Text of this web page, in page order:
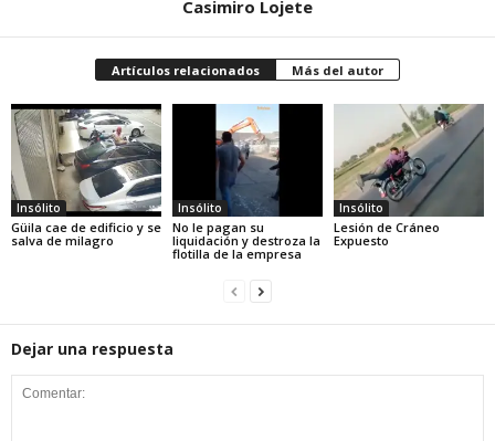
Casimiro Lojete
Artículos relacionados Más del autor
Insólito
Güila cae de edificio y se
salva de milagro
Insólito
No le pagan su
liquidación y destroza la
flotilla de la empresa
Insólito
Lesión de Cráneo
Expuesto
Dejar una respuesta